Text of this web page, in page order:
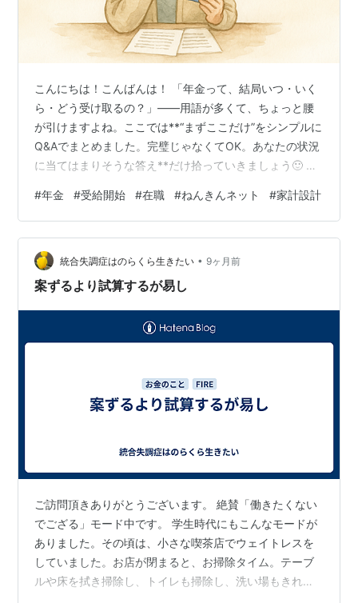
こんにちは！こんばんは！ 「年金って、結局いつ・いく
ら・どう受け取るの？」——用語が多くて、ちょっと腰
が引けますよね。ここでは**“まずここだけ”をシンプルに
Q&Aでまとめました。完璧じゃなくてOK。あなたの状況
に当てはまりそうな答え**だけ拾っていきましょう🙂 🧭
65歳。前倒し（繰上げ）も、後ろ倒し（繰下げ）も可。
繰上げ（早くもらう）：毎月の年金は永久に少なめにな
る傾向。 繰下げ（遅くもらう）：毎月の年金は永久に増
える傾向。 ポイントは寿命・働き方・貯蓄とのバラン
ス。生活費に余裕がある/長く働くなら“遅らせ”も選択
#年金 #受給開始 #在職 #ねんきんネット #家計設計
統合失調症はのらくら生きたい • 9ヶ月前
案ずるより試算するが易し
ご訪問頂きありがとうございます。 絶賛「働きたくない
でござる」モード中です。 学生時代にもこんなモードが
ありました。その頃は、小さな喫茶店でウェイトレスを
していました。お店が閉まると、お掃除タイム。テーブ
ルや床を拭き掃除し、トイレも掃除し、洗い場もきれい